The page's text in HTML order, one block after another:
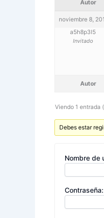
Autor
noviembre 8,
a5h8p3l5
Invitado
Autor
Viendo 1 entrada
Debes estar
Nombre de
Contraseña: